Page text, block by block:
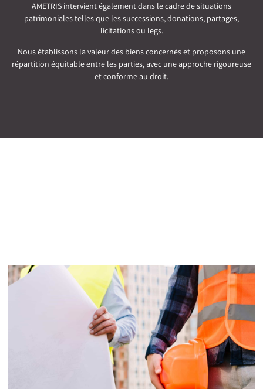
AMETRIS intervient également dans le cadre de situations
patrimoniales telles que les successions, donations, partages,
licitations ou legs.
Nous établissons la valeur des biens concernés et proposons une
répartition équitable entre les parties, avec une approche rigoureuse
et conforme au droit.